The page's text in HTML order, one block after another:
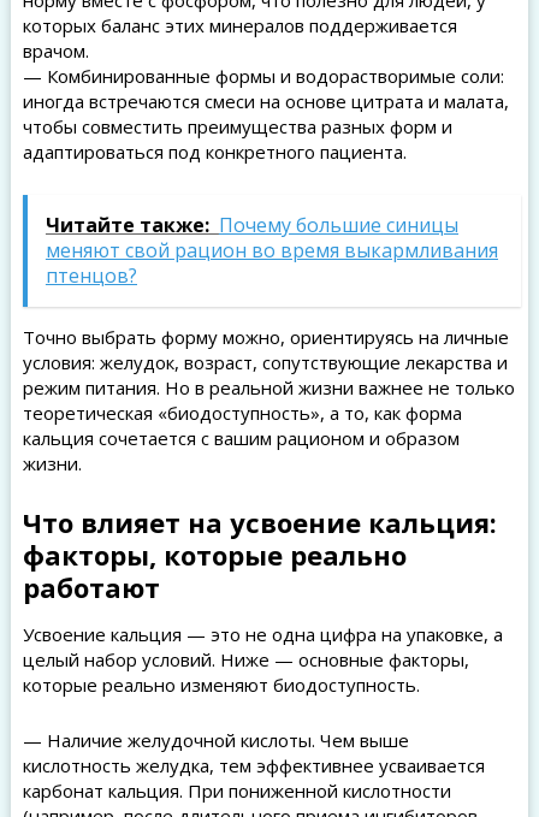
которых баланс этих минералов поддерживается
врачом.
— Комбинированные формы и водорастворимые соли:
иногда встречаются смеси на основе цитрата и малата,
чтобы совместить преимущества разных форм и
адаптироваться под конкретного пациента.
Читайте также: Почему большие синицы
меняют свой рацион во время выкармливания
птенцов?
Точно выбрать форму можно, ориентируясь на личные
условия: желудок, возраст, сопутствующие лекарства и
режим питания. Но в реальной жизни важнее не только
теоретическая «биодоступность», а то, как форма
кальция сочетается с вашим рационом и образом
жизни.
Что влияет на усвоение кальция:
факторы, которые реально
работают
Усвоение кальция — это не одна цифра на упаковке, а
целый набор условий. Ниже — основные факторы,
которые реально изменяют биодоступность.
— Наличие желудочной кислоты. Чем выше
кислотность желудка, тем эффективнее усваивается
карбонат кальция. При пониженной кислотности